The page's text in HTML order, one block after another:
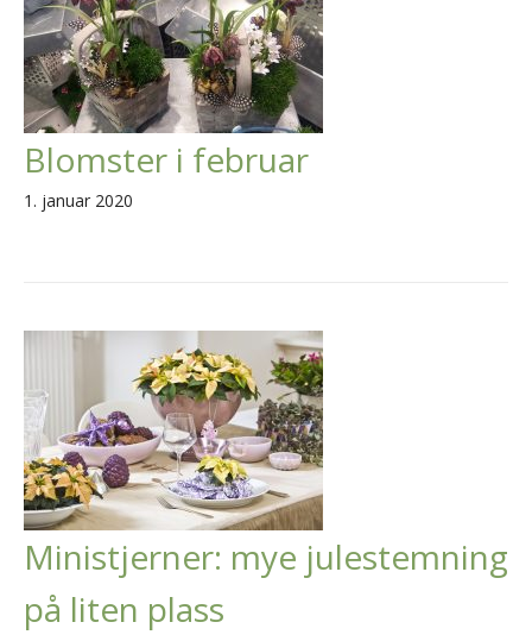
Blomster i februar
1. januar 2020
Ministjerner: mye julestemning
på liten plass